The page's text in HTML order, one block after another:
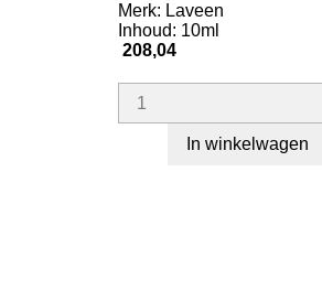
Merk: Laveen
Inhoud: 10ml
Prijs
208,04
In winkelwagen